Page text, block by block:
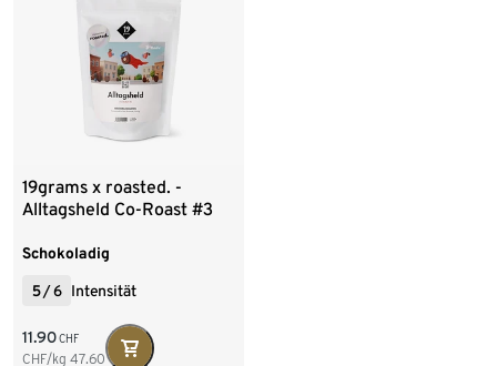
19grams x roasted. -
Alltagsheld Co-Roast #3
Bohne
Schokoladig
5 /6 Intensität
11.90CHF
CHF/kg 47.60